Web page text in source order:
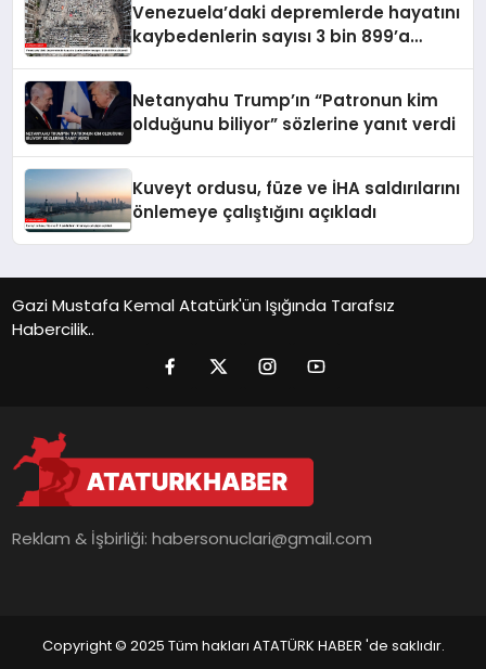
Venezuela’daki depremlerde hayatını
kaybedenlerin sayısı 3 bin 899’a
Netanyahu Trump’ın “Patronun kim
olduğunu biliyor” sözlerine yanıt verdi
Kuveyt ordusu, füze ve İHA saldırılarını
önlemeye çalıştığını açıkladı
Gazi Mustafa Kemal Atatürk'ün Işığında Tarafsız
Habercilik..
Reklam & İşbirliği:habersonuclari@gmail.com
Copyright © 2025 Tüm hakları ATATÜRK HABER 'de saklıdır.